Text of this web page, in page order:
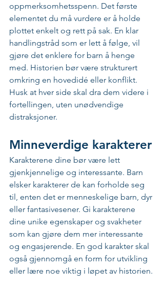
oppmerksomhetsspenn. Det første
elementet du må vurdere er å holde
plottet enkelt og rett på sak. En klar
handlingstråd som er lett å følge, vil
gjøre det enklere for barn å henge
med. Historien bør være strukturert
omkring en hovedidé eller konflikt.
Husk at hver side skal dra dem videre i
fortellingen, uten unødvendige
distraksjoner.
Minneverdige karakterer
Karakterene dine bør være lett
gjenkjennelige og interessante. Barn
elsker karakterer de kan forholde seg
til, enten det er menneskelige barn, dyr
eller fantasivesener. Gi karakterene
dine unike egenskaper og svakheter
som kan gjøre dem mer interessante
og engasjerende. En god karakter skal
også gjennomgå en form for utvikling
eller lære noe viktig i løpet av historien.